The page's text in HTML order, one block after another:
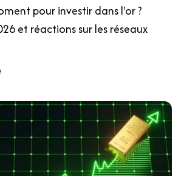
pour investir dans l'or ?
et réactions sur les réseaux